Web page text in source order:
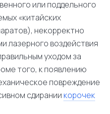
или поддельного
«китайских
некорректно
лазерного воздействия
уходом за
того, к появлению
повреждение
сдирании корочек